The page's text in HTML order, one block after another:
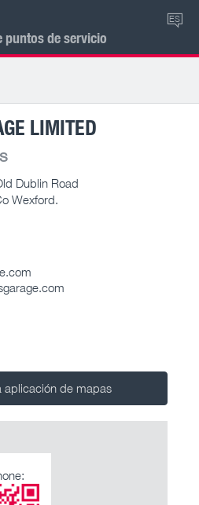
puntos de servicio
ES
LIMITED
Dublin Road
Wexford.
aplicación de mapas